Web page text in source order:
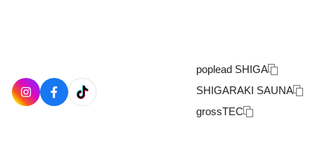
poplead SHIGA
SHIGARAKI SAUNA
grossTEC